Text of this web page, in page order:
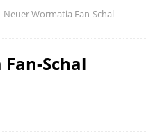
Neuer Wormatia Fan-Schal
Schal